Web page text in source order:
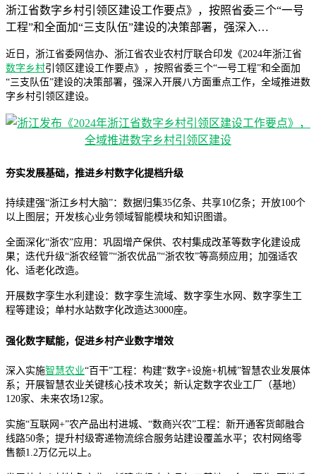
浙江省数字乡村引领区建设工作要点》，按照省委三个“一号
工程”和全面加“三支队伍”建设的决策部署，强深入…
近日，浙江省委网信办、浙江省农业农村厅联合印发《2024年浙江省
数字乡村引领区建设工作要点》，按照省委三个“一号工程”和全面加
“三支队伍”建设的决策部署，强深入开展八方面重点工作，全域推进数
字乡村引领区建设。
夯实发展基础，推进乡村数字化提档升级
持续建强“浙江乡村大脑”：数据归集35亿条、共享10亿条；开放100个
以上图层；开发核心业务领域智能模块和知识图谱。
全面深化“浙农”应用：巩固增产保供、农村集成改革等数字化建设成
果；迭代升级“浙农经管”“浙农优品”“浙农牧”等高频应用；加强适农
化、适老化改造。
开展数字孪生水利建设：数字孪生流域、数字孪生水网、数字孪生工
程等建设；单村水站数字化改造达3000座。
强化数字赋能，促进乡村产业数字增效
深入实施智慧农业“百干”工程：构建“数字+设施+机械”智慧农业发展体
系；开展智慧农业关键核心技术攻关；新认定数字农业工厂（基地）
120家、未来农场12家。
实施“互联网+”农产品出村进城、“数商兴农”工程：新开通客货邮融合
线路50条；提升村级寄递物流综合服务站建设覆盖水平；农村网络零
售额1.2万亿元以上。